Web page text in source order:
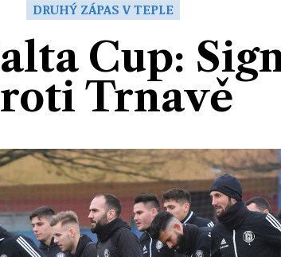
DRUHÝ ZÁPAS V TEPLE
Cup:
Trnavě